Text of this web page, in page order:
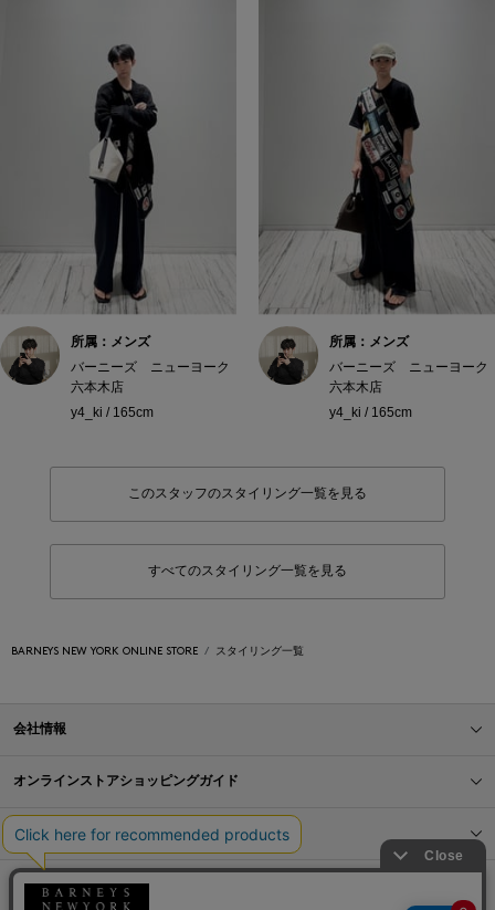
所属：メンズ
バーニーズ ニューヨーク
六本木店
y4_ki / 165cm
所属：メンズ
バーニーズ ニューヨーク
六本木店
y4_ki / 165cm
このスタッフのスタイリング一覧を見る
すべてのスタイリング一覧を見る
BARNEYS NEW YORK ONLINE STORE スタイリング一覧
会社情報
オンラインストアショッピングガイド
店舗情報
サービス